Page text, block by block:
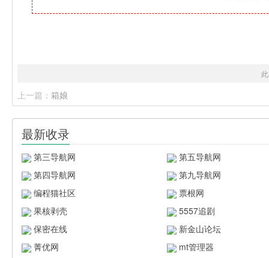
上一篇： 箱娘
最新收录
第三导航网
第五导航网
第四导航网
第九导航网
编程猫社区
票根网
果核剥壳
5557追剧
保密在线
新金山论坛
菁优网
mt管理器